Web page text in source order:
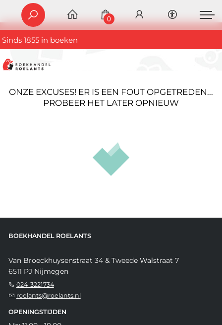
Sinds 1855 in boeken
0
ONZE EXCUSES! ER IS EEN FOUT OPGETREDEN...
PROBEER HET LATER OPNIEUW
BOEKHANDEL ROELANTS
Van Broeckhuysenstraat 34 & Tweede Walstraat 7
6511 PJ Nijmegen
024-3221734
roelants@roelants.nl
OPENINGSTIJDEN